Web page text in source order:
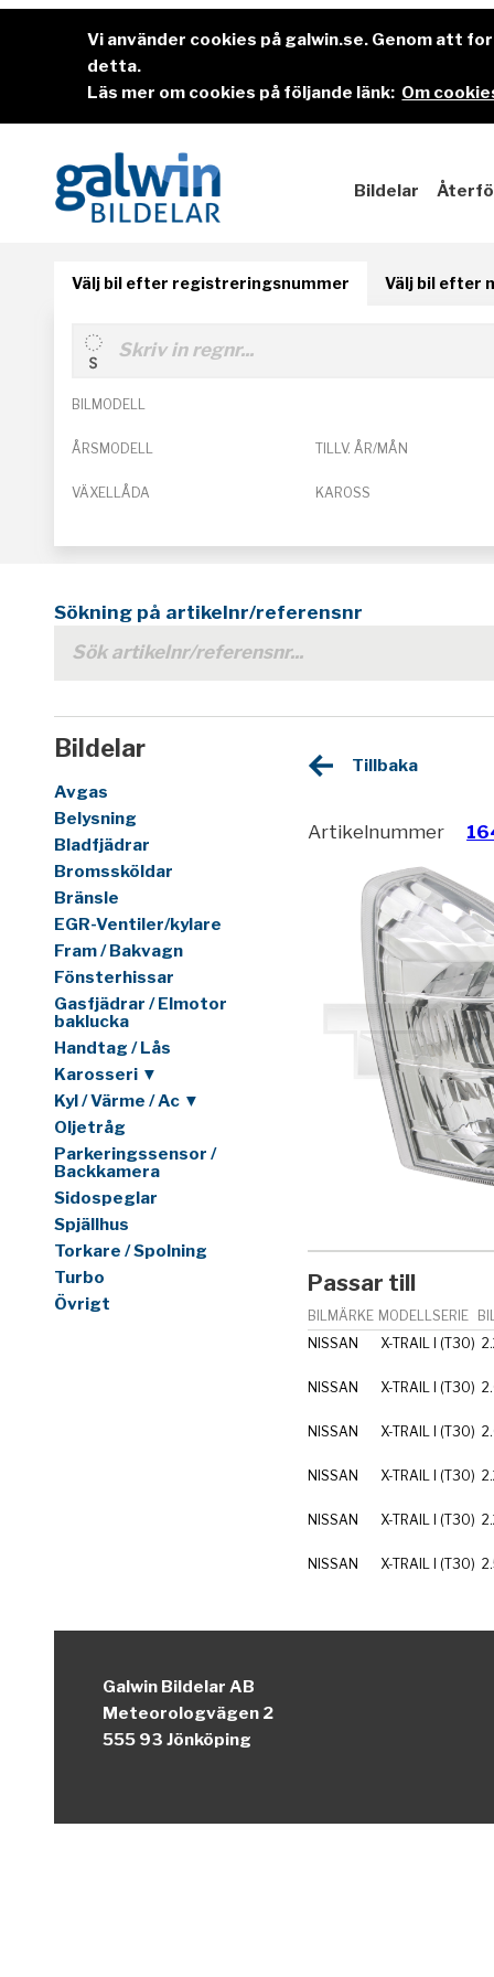
Vi använder cookies på galwin.se. Genom att
detta.
Läs mer om cookies på följande länk: Om
Bildelar
Välj bil efter registreringsnummer Välj bil efter
BILMODELL
ÅRSMODELL TILLV. ÅR/MÅN
VÄXELLÅDA KAROSS
Sökning på artikelnr/referensnr
Bildelar
Avgas
Belysning
Bladfjädrar
Bromssköldar
Bränsle
EGR-Ventiler/kylare
Fram / Bakvagn
Fönsterhissar
Gasfjädrar / Elmotor
baklucka
Handtag / Lås
Karosseri ▼
Kyl / Värme / Ac ▼
Oljetråg
Parkeringssensor /
Backkamera
Sidospeglar
Spjällhus
Torkare / Spolning
Turbo
Övrigt
Tillbaka
Artikelnummer
Passar till
BILMÄRKE MODELLSERIE
NISSAN
X-TRAIL I (T30)
NISSAN X-TRAIL I (T30)
NISSAN X-TRAIL I (T30)
NISSAN X-TRAIL I (T30)
NISSAN X-TRAIL I (T30)
NISSAN X-TRAIL I (T30)
Galwin Bildelar AB
Meteorologvägen 2
555 93 Jönköping